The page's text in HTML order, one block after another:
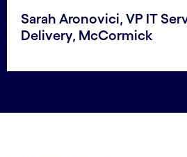
Sarah Aronovici, VP IT
Delivery, McCormick